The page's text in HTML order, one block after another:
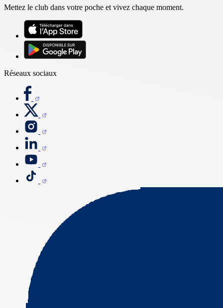
Mettez le club dans votre poche et vivez chaque moment.
Réseaux sociaux